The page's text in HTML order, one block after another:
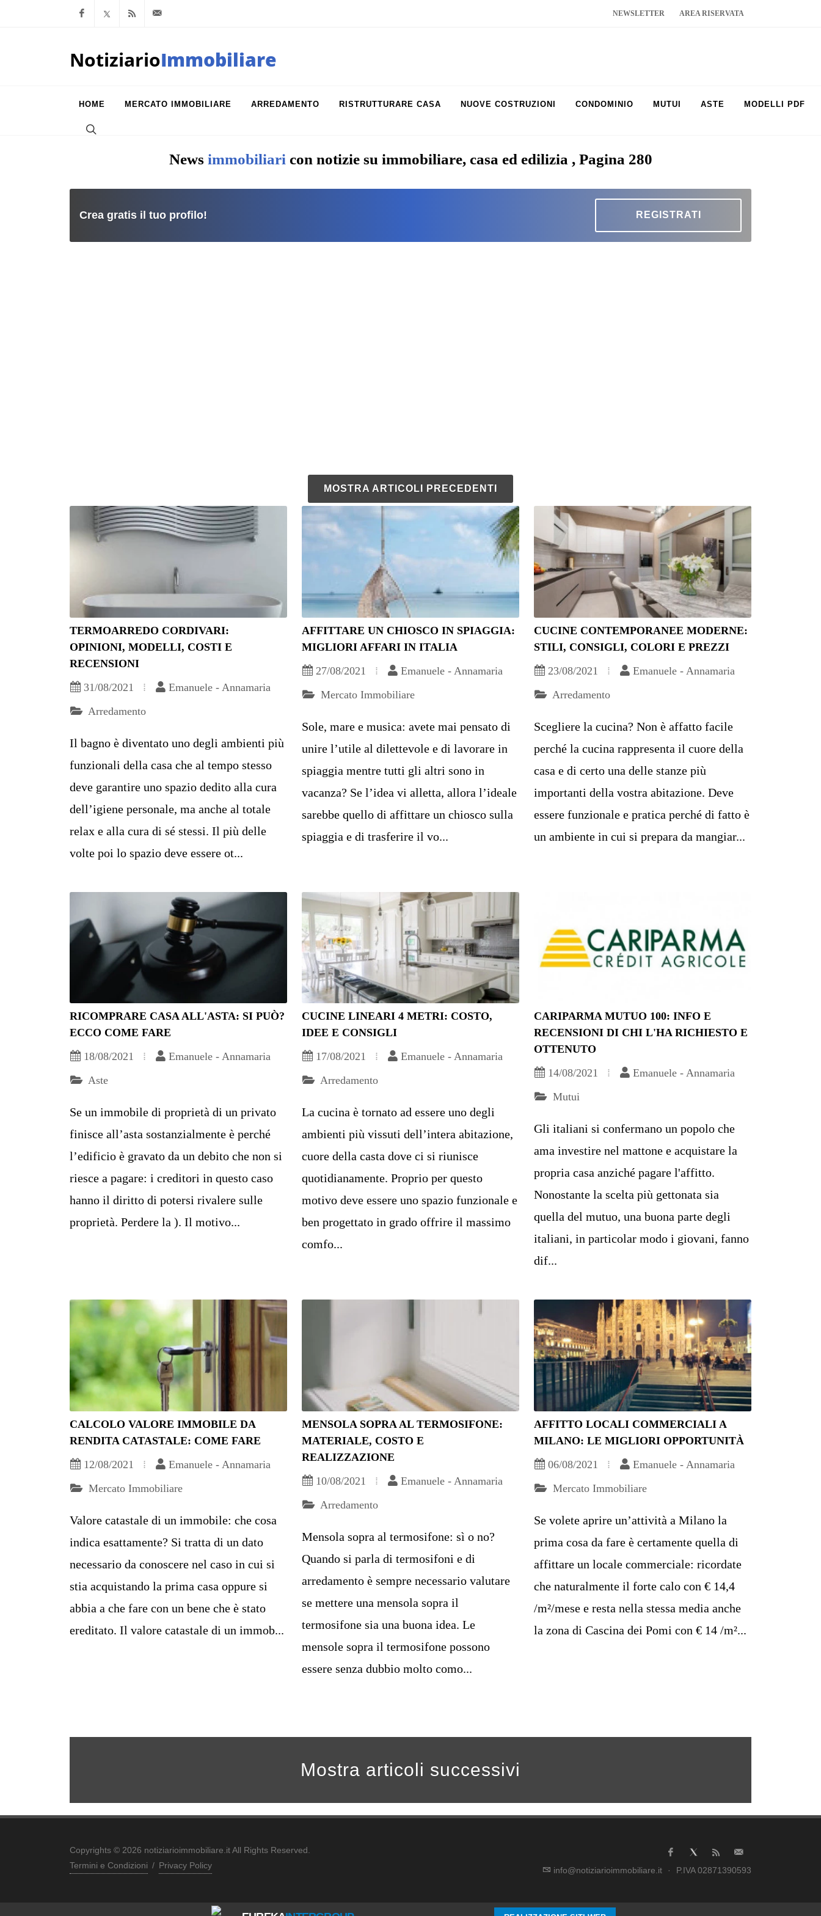
Facebook
x.com Feed RSS NEWSLETTER AREA RISERVATA
NotiziarioImmobiliare
HOME MERCATO IMMOBILIARE ARREDAMENTO RISTRUTTURARE CASA NUOVE COSTRUZIONI CONDOMINIO MUTUI ASTE MODELLI PDF
News immobiliari con notizie su immobiliare, casa ed edilizia , Pagina 280
Crea gratis il tuo profilo! REGISTRATI
MOSTRA ARTICOLI PRECEDENTI
TERMOARREDO CORDIVARI:
OPINIONI, MODELLI, COSTI E
RECENSIONI
31/08/2021
Emanuele - Annamaria
Arredamento
Il bagno è diventato uno degli ambienti più
funzionali della casa che al tempo stesso
deve garantire uno spazio dedito alla cura
dell’igiene personale, ma anche al totale
relax e alla cura di sé stessi. Il più delle
volte poi lo spazio deve essere ot...
AFFITTARE UN CHIOSCO IN SPIAGGIA:
MIGLIORI AFFARI IN ITALIA
27/08/2021
Emanuele - Annamaria
Mercato Immobiliare
Sole, mare e musica: avete mai pensato di
unire l’utile al dilettevole e di lavorare in
spiaggia mentre tutti gli altri sono in
vacanza? Se l’idea vi alletta, allora l’ideale
sarebbe quello di affittare un chiosco sulla
spiaggia e di trasferire il vo...
CUCINE CONTEMPORANEE MODERNE:
STILI, CONSIGLI, COLORI E PREZZI
23/08/2021
Emanuele - Annamaria
Arredamento
Scegliere la cucina? Non è affatto facile
perché la cucina rappresenta il cuore della
casa e di certo una delle stanze più
importanti della vostra abitazione. Deve
essere funzionale e pratica perché di fatto è
un ambiente in cui si prepara da mangiar...
RICOMPRARE CASA ALL'ASTA: SI PUÒ?
ECCO COME FARE
18/08/2021
Emanuele - Annamaria
Aste
Se un immobile di proprietà di un privato
finisce all’asta sostanzialmente è perché
l’edificio è gravato da un debito che non si
riesce a pagare: i creditori in questo caso
hanno il diritto di potersi rivalere sulle
proprietà. Perdere la ). Il motivo...
CUCINE LINEARI 4 METRI: COSTO,
IDEE E CONSIGLI
17/08/2021
Emanuele - Annamaria
Arredamento
La cucina è tornato ad essere uno degli
ambienti più vissuti dell’intera abitazione,
cuore della casta dove ci si riunisce
quotidianamente. Proprio per questo
motivo deve essere uno spazio funzionale e
ben progettato in grado offrire il massimo
comfo...
CARIPARMA MUTUO 100: INFO E
RECENSIONI DI CHI L'HA RICHIESTO E
OTTENUTO
14/08/2021
Emanuele - Annamaria
Mutui
Gli italiani si confermano un popolo che
ama investire nel mattone e acquistare la
propria casa anziché pagare l'affitto.
Nonostante la scelta più gettonata sia
quella del mutuo, una buona parte degli
italiani, in particolar modo i giovani, fanno
dif...
CALCOLO VALORE IMMOBILE DA
RENDITA CATASTALE: COME FARE
12/08/2021
Emanuele - Annamaria
Mercato Immobiliare
Valore catastale di un immobile: che cosa
indica esattamente? Si tratta di un dato
necessario da conoscere nel caso in cui si
stia acquistando la prima casa oppure si
abbia a che fare con un bene che è stato
ereditato. Il valore catastale di un immob...
MENSOLA SOPRA AL TERMOSIFONE:
MATERIALE, COSTO E
REALIZZAZIONE
10/08/2021
Emanuele - Annamaria
Arredamento
Mensola sopra al termosifone: sì o no?
Quando si parla di termosifoni e di
arredamento è sempre necessario valutare
se mettere una mensola sopra il
termosifone sia una buona idea. Le
mensole sopra il termosifone possono
essere senza dubbio molto como...
AFFITTO LOCALI COMMERCIALI A
MILANO: LE MIGLIORI OPPORTUNITÀ
06/08/2021
Emanuele - Annamaria
Mercato Immobiliare
Se volete aprire un’attività a Milano la
prima cosa da fare è certamente quella di
affittare un locale commerciale: ricordate
che naturalmente il forte calo con € 14,4
/m²/mese e resta nella stessa media anche
la zona di Cascina dei Pomi con € 14 /m²...
Mostra articoli successivi
Copyrights © 2026 notiziarioimmobiliare.it All Rights Reserved.
Termini e Condizioni / Privacy Policy info@notiziarioimmobiliare.it · P.IVA 02871390593